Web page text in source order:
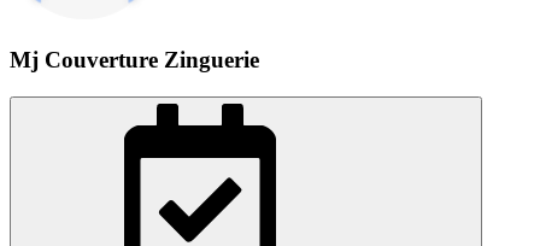
Mj Couverture Zinguerie